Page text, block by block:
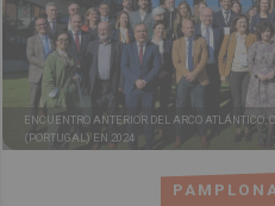
ENCUENTRO ANTERIOR DEL ARCO
(PORTUGAL) EN 2024